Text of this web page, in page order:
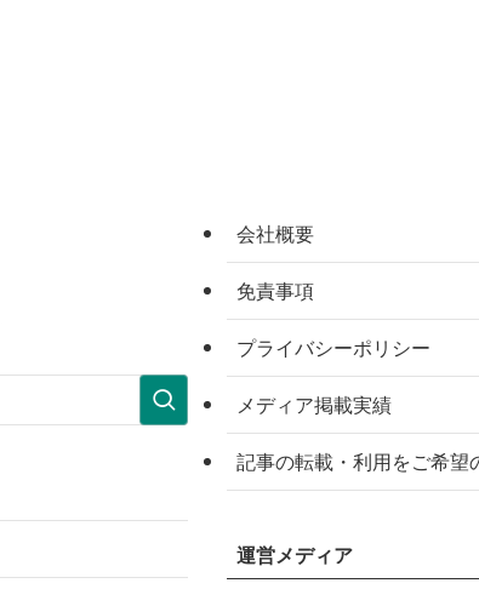
会社概要
免責事項
プライバシーポリシー
メディア掲載実績
記事の転載・利用をご希望
運営メディア